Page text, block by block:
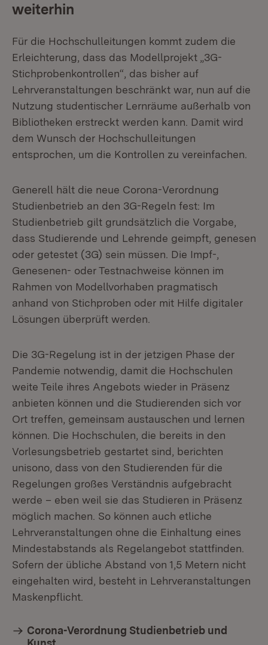
weiterhin
Für die Hochschulleitungen kommt zudem die
Erleichterung, dass das Modellprojekt „3G-
Stichprobenkontrollen“, das bisher auf
Lehrveranstaltungen beschränkt war, nun auf die
Nutzung studentischer Lernräume außerhalb von
Bibliotheken erstreckt werden kann. Damit wird
dem Wunsch der Hochschulleitungen
entsprochen, um die Kontrollen zu vereinfachen.
Generell hält die neue Corona-Verordnung
Studienbetrieb an den 3G-Regeln fest: Im
Studienbetrieb gilt grundsätzlich die Vorgabe,
dass Studierende und Lehrende geimpft, genesen
oder getestet (3G) sein müssen. Die Impf-,
Genesenen- oder Testnachweise können im
Rahmen von Modellvorhaben pragmatisch
anhand von Stichproben oder mit Hilfe digitaler
Lösungen überprüft werden.
Die 3G-Regelung ist in der jetzigen Phase der
Pandemie notwendig, damit die Hochschulen
weite Teile ihres Angebots wieder in Präsenz
anbieten können und die Studierenden sich vor
Ort treffen, gemeinsam austauschen und lernen
können. Die Hochschulen, die bereits in den
Vorlesungsbetrieb gestartet sind, berichten
unisono, dass von den Studierenden für die
Regelungen großes Verständnis aufgebracht
werde – eben weil sie das Studieren in Präsenz
möglich machen. So können auch etliche
Lehrveranstaltungen ohne die Einhaltung eines
Mindestabstands als Regelangebot stattfinden.
Sofern der übliche Abstand von 1,5 Metern nicht
eingehalten wird, besteht in Lehrveranstaltungen
Maskenpflicht.
Corona-Verordnung Studienbetrieb und